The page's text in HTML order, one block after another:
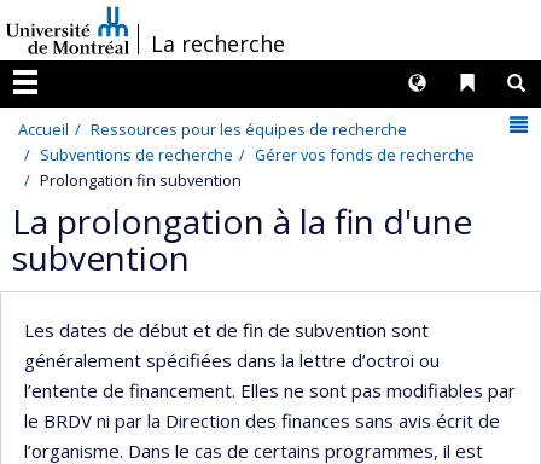
au
contenu
/La recherche
Menu
Liens
Langues
Accueil
Ressources pour les équipes de recherche
Subventions de recherche
Gérer vos fonds de recherche
Prolongation fin subvention
La prolongation à la fin d'une
subvention
Les dates de début et de fin de subvention sont
généralement spécifiées dans la lettre d’octroi ou
l’entente de financement. Elles ne sont pas modifiables par
le BRDV ni par la Direction des finances sans avis écrit de
l’organisme. Dans le cas de certains programmes, il est